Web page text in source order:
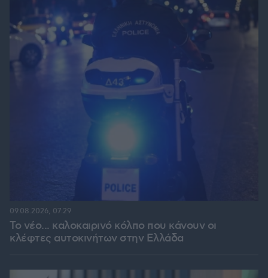
Το νέο... καλοκαιρινό κόλπο που κάνουν οι
κλέφτες αυτοκινήτων στην Ελλάδα
09.08.2026, 07:29